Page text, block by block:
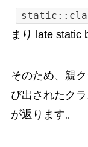
まり late static
そのため、親
び出されたク
が返ります。